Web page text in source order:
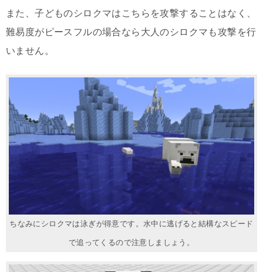
また、子どものシロクマはこちらを攻撃することはなく、
難易度がピースフルの場合なら大人のシロクマも攻撃を行
いません。
ちなみにシロクマは泳ぎが得意です。水中に逃げると結構なスピード
で追ってくるので注意しましょう。